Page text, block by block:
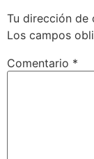
Tu dirección de
Los campos
Comentario *